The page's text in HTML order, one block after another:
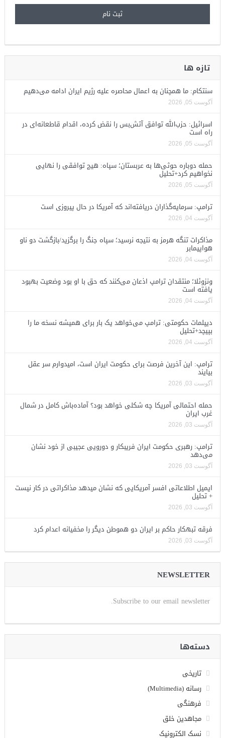
تازه ها
سنتکام: ما همچنان به اعمال محاصره علیه رژیم ایران ادامه می‌دهیم
آگوست 05, 2026
اسرائیل: حزب‌الله توافق آتش‌بس را نقض کرده، اقدام قاطعانه‌ای در
راه است
آگوست 05, 2026
حمله دوباره حوثی‌ها به عربستان؛ سپاه: هیچ توافقی را نهایی
نخواهیم کرد+تحلیل
آگوست 05, 2026
ترامپ: سرمایه‌گذاران دریافته‌اند که آمریکا در حال پیروزی است
آگوست 04, 2026
مذاکرات تنگه هرمز به نتیجه نرسید؛ سپاه جنگ را برگزید/بازگشت دو ناو
هواپیمابر
آگوست 04, 2026
ونزوئلا؛ منتقدان ترامپ اذعان می‌کنند که حق با او بود وضعیت بهبود
یافته است
آگوست 04, 2026
دیپلمات حکومتی: ترامپ می‌خواهد یک بار برای همیشه نسخه ما را
بپیچد+تحلیل
آگوست 04, 2026
ترامپ: این آخرین فرصت برای حکومت ایران است، امیدوارم سر عقل
بیایند
آگوست 03, 2026
حمله احتمالی آمریکا چه شکلی خواهد بود؟ آماده‌باش کامل در شمال
غرب ایران
آگوست 03, 2026
ترامپ: رهبری حکومت ایران فریبکار و دورویی عجیبی از خود نشان
می‌دهد
آگوست 03, 2026
ایمیل اطلاعاتی افسر آمریکایی که نشان میدهد مذاکراتی در کار نیست
+ تحلیل
آگوست 03, 2026
فرقه تبهکار حاکم بر ایران دو هموطن دیگر را مخفیانه اعدام کرد
آگوست 03, 2026
NEWSLETTER
Subscribe to our email newsletter.
دسته‌ها
تاریخی
رسانه (Multimedia)
فرهنگی
مجاهدین خلق
نسک الکترونیک